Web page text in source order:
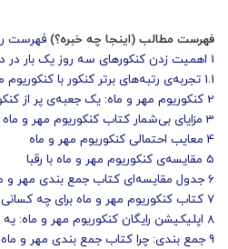
فهرست مطالب (اینجا چه خبره؟) فهرست
1 اهمیت زدن کنکورهای سه روز یک بار در
1.1 تجربه‌ی رتبه‌های برتر کنکور با کنکوریوم
2 کنکوریوم مهر و ماه: یک جعبه‌ی پر از
3 مزایای بی‌شمار کتاب کنکوریوم مهر و ماه
4 معایب احتمالی کنکوریوم مهر و ماه
5 مقایسه‌ی کنکوریوم مهر و ماه با رقبا
6 جدول مقایسه‌ای کتاب جمع بندی مهر و
7 کتاب کنکوریوم مهر و ماه برای چه
8 اپلیکیشن رایگان کنکوریوم مهر و ماه: یه
9 جمع‌ بندی: چرا کتاب جمع بندی مهر و